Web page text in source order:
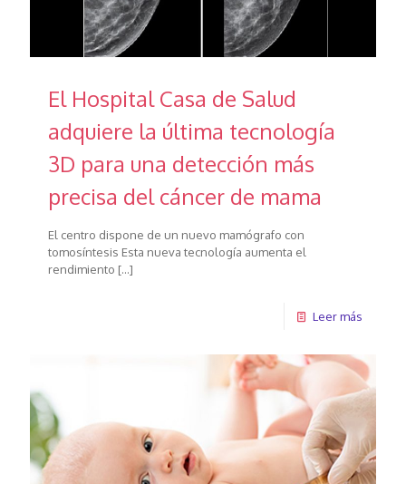
El Hospital Casa de Salud
adquiere la última tecnología
3D para una detección más
precisa del cáncer de mama
El centro dispone de un nuevo mamógrafo con
tomosíntesis Esta nueva tecnología aumenta el
rendimiento […]
Leer más